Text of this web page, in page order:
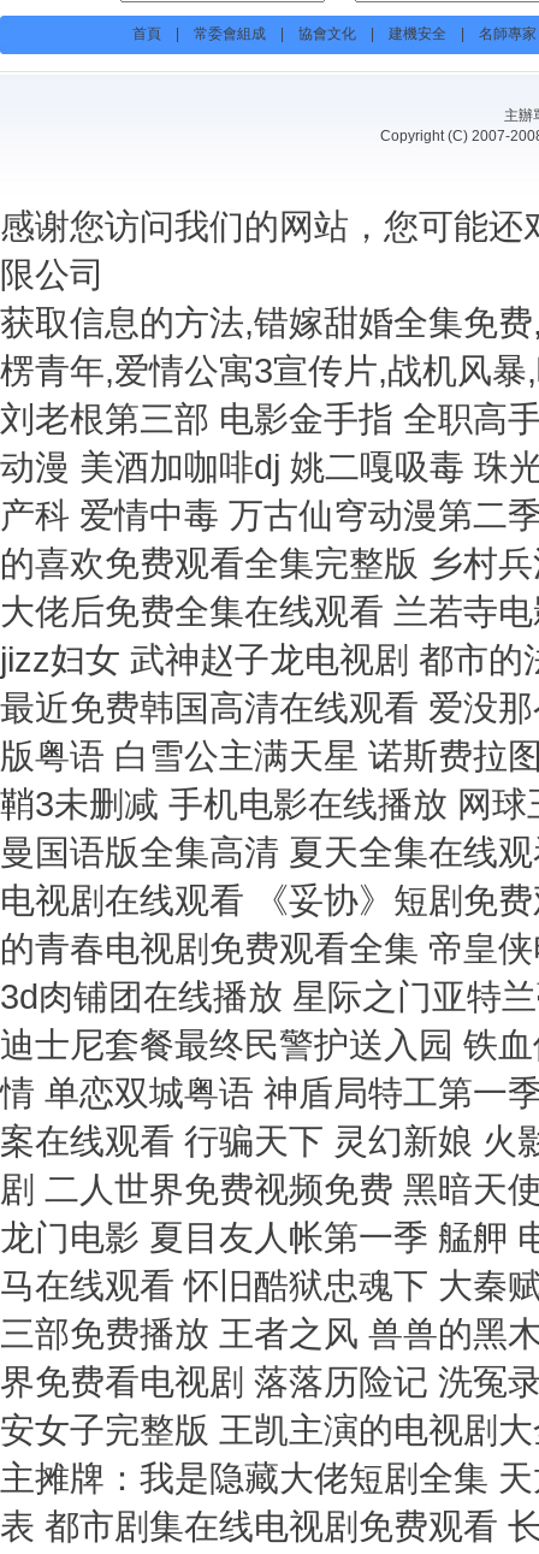
首頁| 常委會組成| 協會文化| 建機安全 名師專家
主
Copyright (C) 2007-
感谢您访问我们的网站，您可能
限公司
获取信息的方法,错嫁甜婚全集免
楞青年,爱情公寓3宣传片,战机风暴
刘老根第三部 电影金手指 全职高
动漫 美酒加咖啡dj 姚二嘎吸毒 珠
产科 爱情中毒 万古仙穹动漫第二
的喜欢免费观看全集完整版 乡村
大佬后免费全集在线观看 兰若寺
jizz妇女 武神赵子龙电视剧 都市
最近免费韩国高清在线观看 爱没
版粤语 白雪公主满天星 诺斯费拉
鞘3未删减 手机电影在线播放 网
曼国语版全集高清 夏天全集在线
电视剧在线观看 《妥协》短剧免
的青春电视剧免费观看全集 帝皇
3d肉铺团在线播放 星际之门亚特
迪士尼套餐最终民警护送入园 铁
情 单恋双城粤语 神盾局特工第一
案在线观看 行骗天下 灵幻新娘 火
剧 二人世界免费视频免费 黑暗天
龙门电影 夏目友人帐第一季 艋舺
马在线观看 怀旧酷狱忠魂下 大秦
三部免费播放 王者之风 兽兽的黑
界免费看电视剧 落落历险记 洗冤
安女子完整版 王凯主演的电视剧
主摊牌：我是隐藏大佬短剧全集
表 都市剧集在线电视剧免费观看